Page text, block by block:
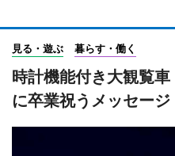
見る・遊ぶ 暮らす・働く
時計機能付き大観覧車
に卒業祝うメッセージ